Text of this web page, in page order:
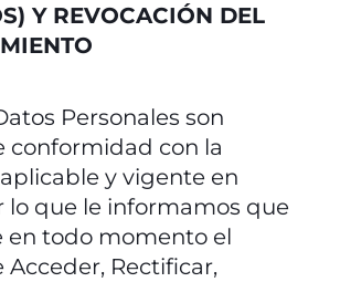
Y REVOCACIÓN DEL
Personales son
conformidad con la
y vigente en
lo que le informamos que
en todo momento el
Acceder, Rectificar,